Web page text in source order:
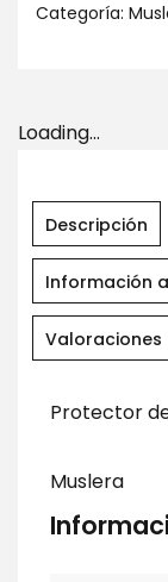
Categoría:
Loading...
Descripción
Información
Valoraciones
Protector
Muslera